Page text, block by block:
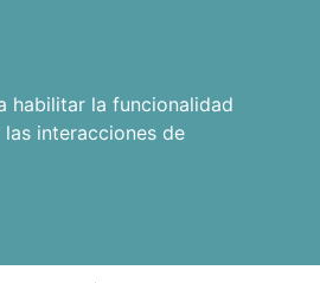
habilitar la funcionalidad
interacciones de